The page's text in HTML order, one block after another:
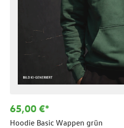
65,00 €*
Hoodie Basic Wappen grün